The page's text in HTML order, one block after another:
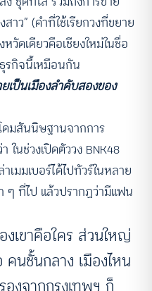
ว” (คำที่ใช้เรียกวงที่ขยาย
วัดเดียวคือเชียงใหม่ในชื่อ
รกิจนี้เหมือนกัน
เป็นเมืองลำดับสองของ
มสันนิษฐานจากการ
ในช่วงเปิดตัววง BNK48
มมเบอร์ได้ไปทัวร์ในหลาย
ๆ ที่ไป แล้วปรากฏว่ามีแฟน
เขาคือใคร ส่วนใหญ่
นชั้นกลาง เมืองไหน